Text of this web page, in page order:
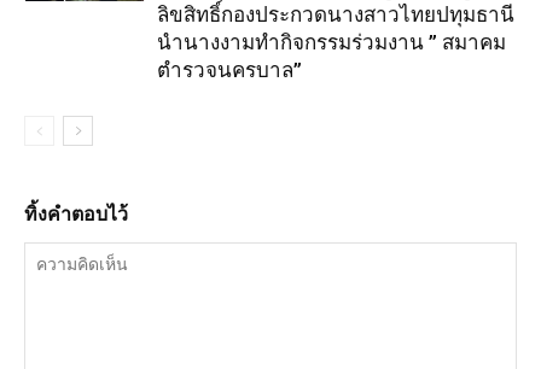
ลิขสิทธิ์กองประกวดนางสาวไทยปทุมธานี
นำนางงามทำกิจกรรมร่วมงาน ” สมาคม
ตำรวจนครบาล”
ทิ้งคำตอบไว้